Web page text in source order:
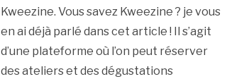
Kweezine. Vous savez Kweezine ? je vous
en ai déjà parlé dans cet article ! Il s’agit
d’une plateforme où l’on peut réserver
des ateliers et des dégustations